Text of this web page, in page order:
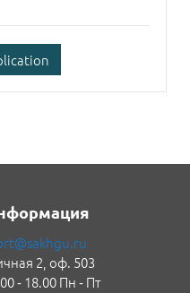
2, оф. 503
‑ 18.00 Пн ‑ Пт